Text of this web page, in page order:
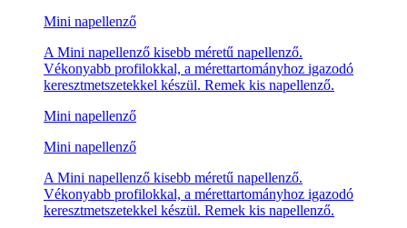
Mini napellenző
A Mini napellenző kisebb méretű napellenző.
Vékonyabb profilokkal, a mérettartományhoz igazodó
keresztmetszetekkel készül. Remek kis napellenző.
Mini napellenző
Mini napellenző
A Mini napellenző kisebb méretű napellenző.
Vékonyabb profilokkal, a mérettartományhoz igazodó
keresztmetszetekkel készül. Remek kis napellenző.